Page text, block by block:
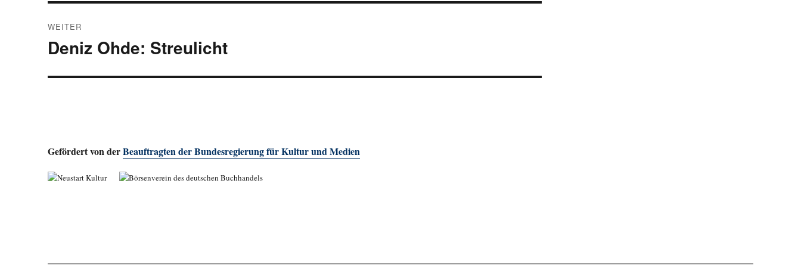
WEITER
Nächster
Deniz Ohde: Streulicht
Gefördert von derBeauftragten der Bundesregierung für Kultur und Medien